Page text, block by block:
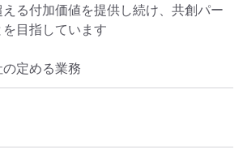
る付加価値を提供し続け、共創パー
を目指しています
定める業務